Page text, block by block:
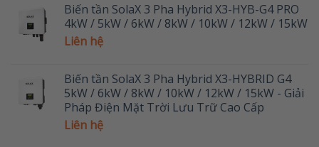
Biến tần SolaX 3 Pha Hybrid X3-HYB-G4 PRO
4kW / 5kW / 6kW / 8kW / 10kW / 12kW / 15kW
Liên hệ
Biến tần SolaX 3 Pha Hybrid X3-HYBRID G4
5kW / 6kW / 8kW / 10kW / 12kW / 15kW - Giải
Pháp Điện Mặt Trời Lưu Trữ Cao Cấp
Liên hệ